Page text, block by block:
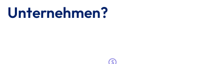
Unternehmen?